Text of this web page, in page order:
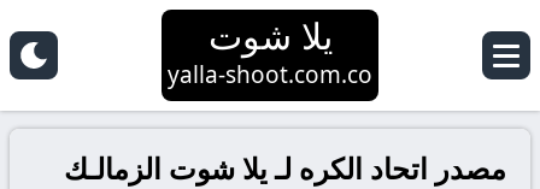
يلا شوت
yalla-shoot.com.co
مصدر اتحاد الكره لـ يلا شوت الزمالـك